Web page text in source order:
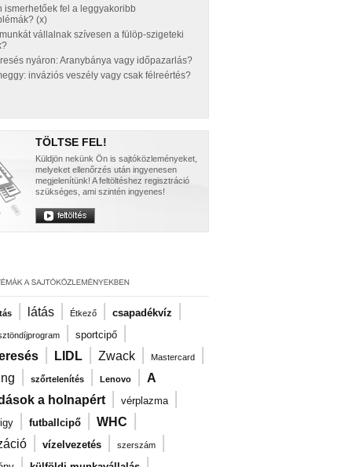
ismerhetőek fel a leggyakoribb
(x)
vállalnak szívesen a fülöp-szigeteki
nyáron: Aranybánya vagy időpazarlás?
inváziós veszély vagy csak félreértés?
TÖLTSE FEL!
Küldjön nekünk Ön is sajtóközleményeket,
melyeket ellenőrzés után ingyenesen
megjelenítünk! A feltöltéshez regisztráció
szükséges, ami szintén ingyenes!
| látás | Étkező | csapadékvíz |
| sportcipő |
| LIDL | Zwack | Mastercard |
| szőrtelenítés | Lenovo | A
a holnapért | vérplazma |
| futballcipő | WHC |
| vízelvezetés | szerszám |